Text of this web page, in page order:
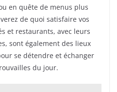
en quête de menus plus
de quoi satisfaire vos
et restaurants, avec leurs
sont également des lieux
se détendre et échanger
du jour.